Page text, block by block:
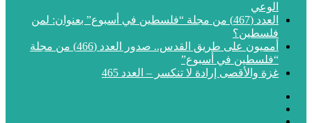
الوعي
العدد (467) من مجلة “فلسطين في أسبوع” بعنوان: لمن
فلسطين؟
أمميون على طريق القدس.. صدور العدد (466) من مجلة
“فلسطين في أسبوع”
غزة والأقصى إرادة لا تنكسر – العدد 465